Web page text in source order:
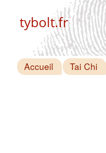
tybolt.fr
Accueil Tai Chi